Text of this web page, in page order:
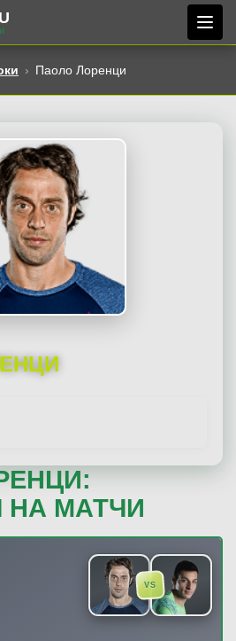
Паоло Лоренци
МАТЧИ
VS